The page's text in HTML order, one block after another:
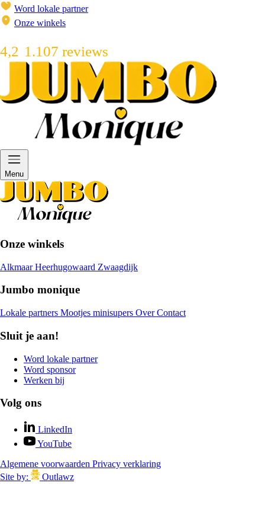
Word lokale partner
Onze winkels
4,2 1.107 reviews
Menu
Onze winkels
AlkmaarHeerhugowaard Zwaagdijk
Jumbo monique
Lokale partners Mootjes minisupers OverContact
Sluit je aan!
Word lokale partner
Word sponsor
Werken bij
Volg ons
LinkedIn
YouTube
Algemene voorwaarden Privacy verklaring
Site by:
Outlawz